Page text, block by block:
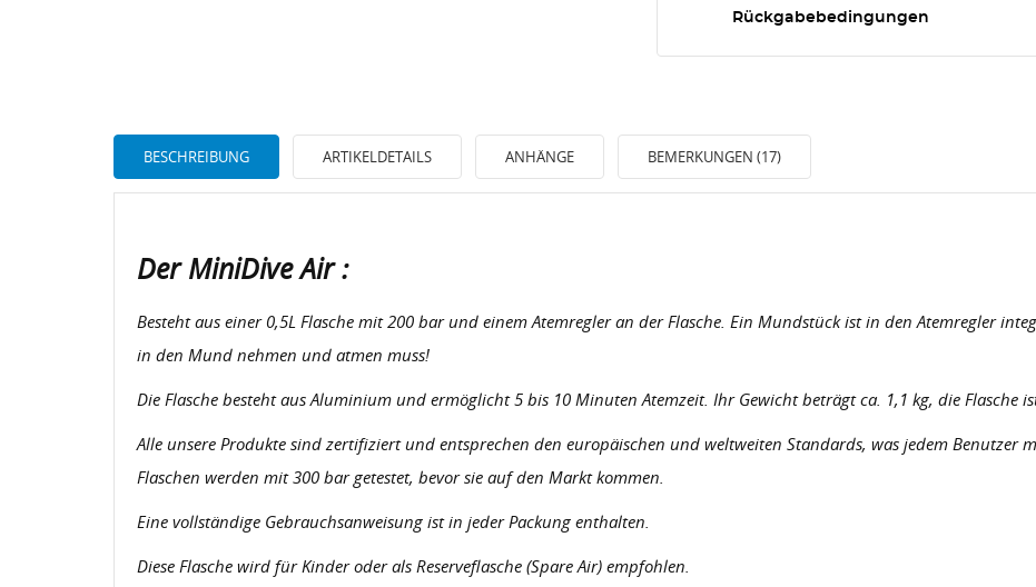
Rückgabebedingungen
BESCHREIBUNG ARTIKELDETAILS ANHÄNGE BEMERKUNGEN (17)
Der MiniDive Air :
Besteht aus einer 0,5L Flasche mit 200 bar und einem Atemregler an der Flasche. Ein Mundstück ist in den Atemregler
in den Mund nehmen und atmen muss!
Die Flasche besteht aus Aluminium und ermöglicht 5 bis 10 Minuten Atemzeit. Ihr Gewicht beträgt ca. 1,1 kg, die Flasche
Alle unsere Produkte sind zertifiziert und entsprechen den europäischen und weltweiten Standards, was jedem Benutzer
Flaschen werden mit 300 bar getestet, bevor sie auf den Markt kommen.
Eine vollständige Gebrauchsanweisung ist in jeder Packung enthalten.
Diese Flasche wird für Kinder oder als Reserveflasche (Spare Air) empfohlen.